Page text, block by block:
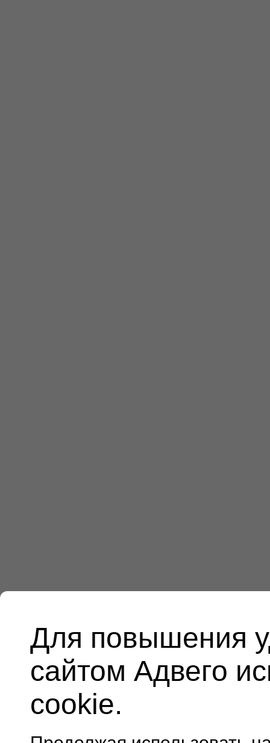
Для повышения
сайтом Адвего
cookie.